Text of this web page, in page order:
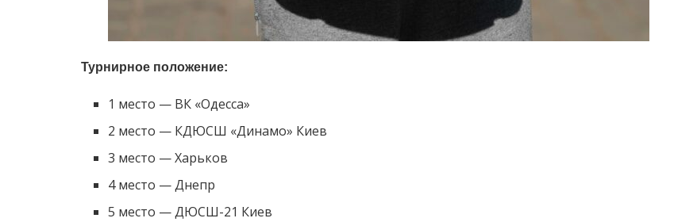
Турнирное положение:
1 место — ВК «Одесса»
2 место — КДЮСШ «Динамо» Киев
3 место — Харьков
4 место — Днепр
5 место — ДЮСШ-21 Киев